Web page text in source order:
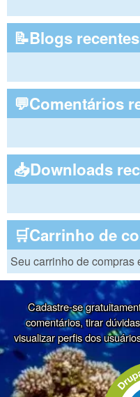
📝Blogs recentes
💬Comentários
📥Downloads
🛒Carrinho de
Seu carrinho de compras
Cadastre-se
comentários, tirar
visualizar perfis dos